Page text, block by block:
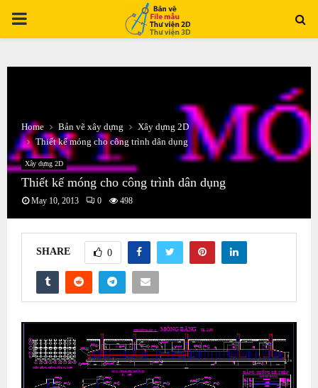
PRIMARY
Home Bản vẽ xây dựng
Xây dựng 2D
Thiết kế móng cho công trình dân dụng
Xây dựng 2D
Thiết kế móng cho công trình dân dụng
May 10, 2013 0 498
SHARE 0